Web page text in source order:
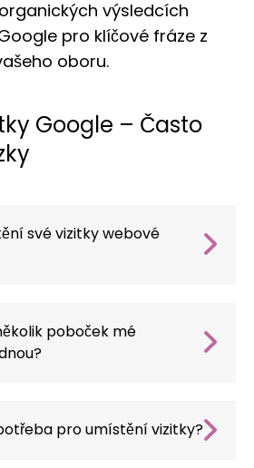
výsledcích
pro klíčové fráze z
oboru.
Google – Často
své vizitky webové
poboček mé
strategie.
pro umístění vizitky?